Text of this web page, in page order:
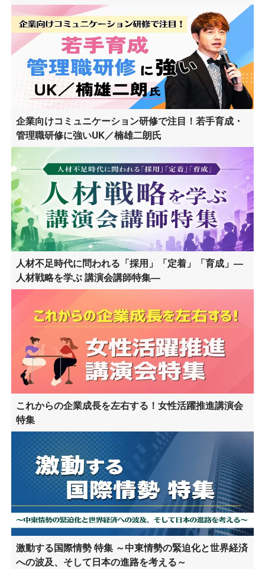
企業向けコミュニケーション研修で注目！若手育成・
管理職研修に強いUK／楠雄二朗氏
人材不足時代に問われる「採用」「定着」「育成」―
人材戦略を学ぶ 講演会講師特集―
これからの企業成長を左右する！女性活躍推進講演会
特集
激動する国際情勢 特集 ～中東情勢の緊迫化と世界経済
への波及、そして日本の進路を考える～